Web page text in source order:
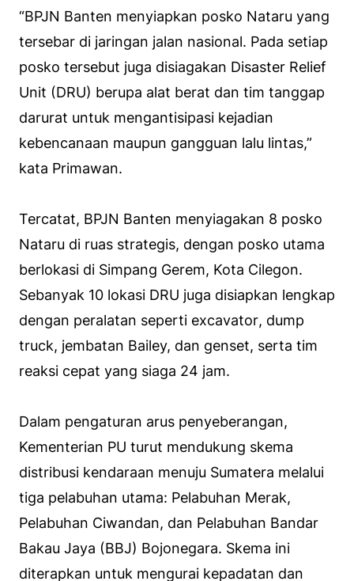
“BPJN Banten menyiapkan posko Nataru yang
tersebar di jaringan jalan nasional. Pada setiap
posko tersebut juga disiagakan Disaster Relief
Unit (DRU) berupa alat berat dan tim tanggap
darurat untuk mengantisipasi kejadian
kebencanaan maupun gangguan lalu lintas,”
kata Primawan.
Tercatat, BPJN Banten menyiagakan 8 posko
Nataru di ruas strategis, dengan posko utama
berlokasi di Simpang Gerem, Kota Cilegon.
Sebanyak 10 lokasi DRU juga disiapkan lengkap
dengan peralatan seperti excavator, dump
truck, jembatan Bailey, dan genset, serta tim
reaksi cepat yang siaga 24 jam.
Dalam pengaturan arus penyeberangan,
Kementerian PU turut mendukung skema
distribusi kendaraan menuju Sumatera melalui
tiga pelabuhan utama: Pelabuhan Merak,
Pelabuhan Ciwandan, dan Pelabuhan Bandar
Bakau Jaya (BBJ) Bojonegara. Skema ini
diterapkan untuk mengurai kepadatan dan